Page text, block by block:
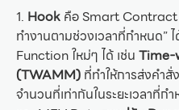
1. Hook คือ Smart Contract
ทำงานตามช่วงเวลาที่กำหนด”
Function ใหม่ๆ ได้ เช่น Time-
(TWAMM) ที่ทำให้การส่งคำ
จำนวนที่เท่ากันในระยะเวลาที่